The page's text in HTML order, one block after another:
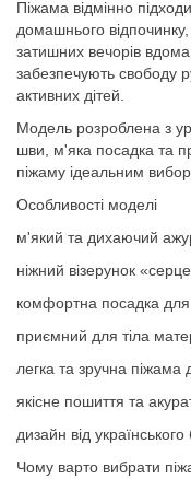
Піжама відмінно
домашнього відпочинку,
затишних вечорів
забезпечують свободу
активних дітей.
Модель розроблена з
шви, м'яка посадка та
піжаму ідеальним
Особливості моделі
м'який та дихаючий
ніжний візерунок
комфортна посадка для
приємний для тіла
легка та зручна піжама
якісне пошиття та
дизайн від
Чому варто вибрати